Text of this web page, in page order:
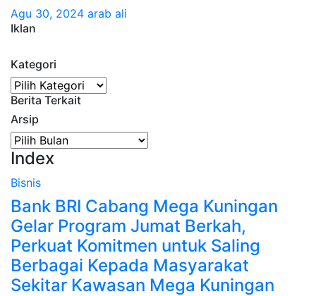
Agu 30, 2024 arab ali
Iklan
Kategori
Kategori
Berita Terkait
Arsip
Arsip
Index
Bisnis
Bank BRI Cabang Mega Kuningan
Gelar Program Jumat Berkah,
Perkuat Komitmen untuk Saling
Berbagai Kepada Masyarakat
Sekitar Kawasan Mega Kuningan